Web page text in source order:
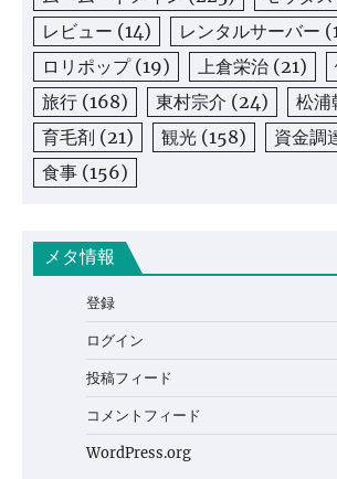
レビュー (14) レンタルサーバー
ロリポップ(19) 上倉栄治 (21)
旅行 (168) 東村宗介 (24) 松浦
育毛剤 (21) 観光 (158) 資金調
食事 (156)
メタ情報
登録
ログイン
投稿フィード
コメントフィード
WordPress.org